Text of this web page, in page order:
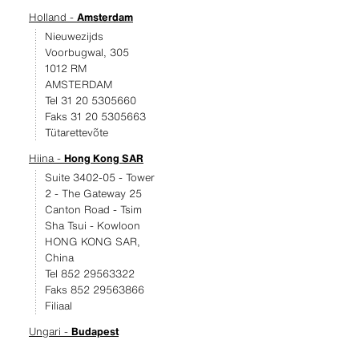
Holland - Amsterdam
Nieuwezijds
Voorbugwal, 305
1012 RM
AMSTERDAM
Tel 31 20 5305660
Faks 31 20 5305663
Tütarettevõte
Hiina - Hong Kong SAR
Suite 3402-05 - Tower
2 - The Gateway 25
Canton Road - Tsim
Sha Tsui - Kowloon
HONG KONG SAR,
China
Tel 852 29563322
Faks 852 29563866
Filiaal
Ungari - Budapest